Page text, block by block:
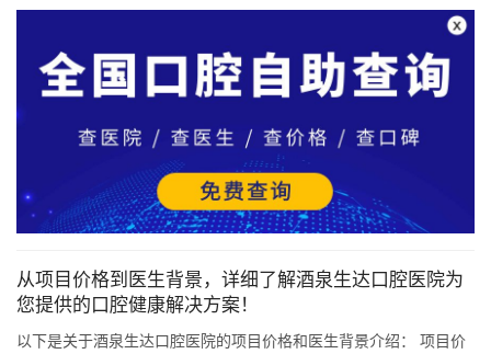
从项目价格到医生背景，详细了解酒泉生达口腔医院为
您提供的口腔健康解决方案！
以下是关于酒泉生达口腔医院的项目价格和医生背景介绍： 项目价